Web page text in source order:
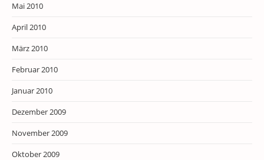
Mai 2010
April 2010
März 2010
Februar 2010
Januar 2010
Dezember 2009
November 2009
Oktober 2009